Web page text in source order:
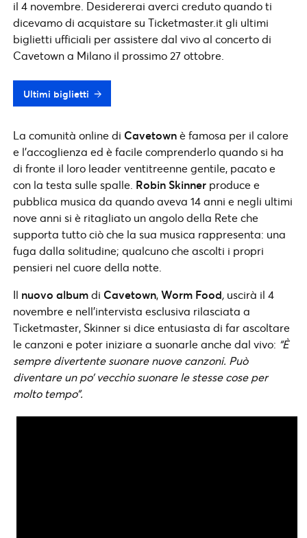
il 4 novembre. Desidererai averci creduto quando ti
dicevamo di acquistare su Ticketmaster.it gli ultimi
biglietti ufficiali per assistere dal vivo al concerto di
Cavetown a Milano il prossimo 27 ottobre.
Ultimi biglietti
La comunità online di Cavetownè famosa per il calore
e l’accoglienza ed è facile comprenderlo quando si ha
di fronte il loro leader ventitreenne gentile, pacato e
con la testa sulle spalle. Robin Skinner produce e
pubblica musica da quando aveva 14 anni e negli ultimi
nove anni si è ritagliato un angolo della Rete che
supporta tutto ciò che la sua musica rappresenta: una
fuga dalla solitudine; qualcuno che ascolti i propri
pensieri nel cuore della notte.
Il nuovo albumdi Cavetown,Worm Food, uscirà il 4
novembre e nell’intervista esclusiva rilasciata a
Ticketmaster, Skinner si dice entusiasta di far ascoltare
le canzoni e poter iniziare a suonarle anche dal vivo: “È
sempre divertente suonare nuove canzoni. Può
diventare un po’ vecchio suonare le stesse cose per
molto tempo”.